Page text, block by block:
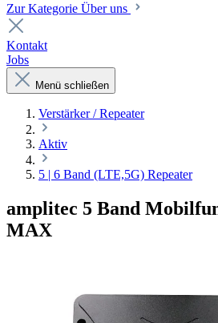
Zur Kategorie Über uns
Kontakt
Jobs
Menü schließen
Verstärker / Repeater
Aktiv
5 | 6 Band (LTE,5G) Repeater
amplitec 5 Band
MAX